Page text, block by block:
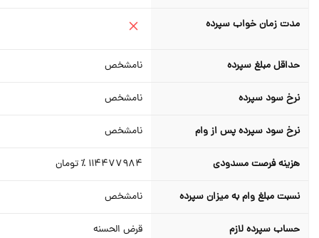
مدت زمان خواب سپرده
حداقل مبلغ سپرده نامشخص
نرخ سود سپرده نامشخص
نرخ سود سپرده پس از وام نامشخص
هزینه فرصت مسدودی 114477984 ٪ تومان
نسبت مبلغ وام به میزان سپرده نامشخص
حساب سپرده لازم قرض الحسنه